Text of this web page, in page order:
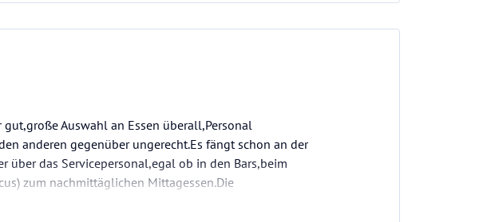
Auswahl an Essen überall,Personal
anderen gegenüber ungerecht.Es fängt schon an der
über das Servicepersonal,egal ob in den Bars,beim
zum nachmittäglichen Mittagessen.Die